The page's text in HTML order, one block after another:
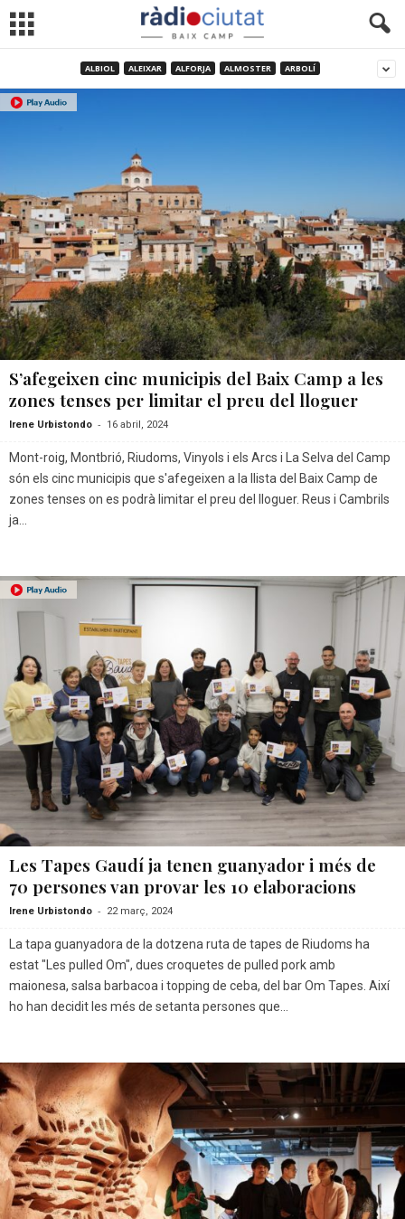
ALBIOL ALEIXAR ALFORJA ALMOSTER ARBOLÍ
S’afegeixen cinc municipis del Baix Camp a les
zones tenses per limitar el preu del lloguer
Irene Urbistondo - 16 abril, 2024
Mont-roig, Montbrió, Riudoms, Vinyols i els Arcs i La Selva del Camp
són els cinc municipis que s'afegeixen a la llista del Baix Camp de
zones tenses on es podrà limitar el preu del lloguer. Reus i Cambrils
ja...
Les Tapes Gaudí ja tenen guanyador i més de
70 persones van provar les 10 elaboracions
Irene Urbistondo - 22 març, 2024
La tapa guanyadora de la dotzena ruta de tapes de Riudoms ha
estat "Les pulled Om", dues croquetes de pulled pork amb
maionesa, salsa barbacoa i topping de ceba, del bar Om Tapes. Així
ho han decidit les més de setanta persones que...